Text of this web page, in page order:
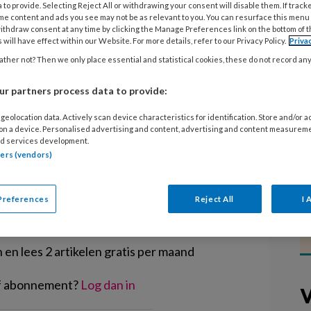
kinderopvang en medewerkers
nauw samen binnen een pilot in
zo’n succes dat de werkwijze
en kinderopvangorganisaties in
lezen?
lees 2 artikelen gratis per maand
Log dan in
to provide. Selecting Reject All or withdrawing your consent will disable them. If
content and ads you see may not be as relevant to you. You can resurface this
consent at any time by clicking the Manage Preferences link on the bottom of
will have effect within our Website. For more details, refer to our Privacy Policy.
not? Then we only place essential and statistical cookies, these do not record
partners process data to provide:
data. Actively scan device characteristics for identification. Store and/or
a device. Personalised advertising and content, advertising and content
services development.
(vendors)
Reject All I